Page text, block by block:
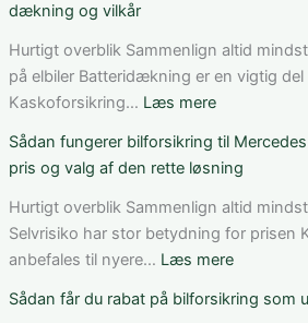
dækning og vilkår
Hurtigt overblik Sammenlign altid
på elbiler Batteridækning er en vigtig
Kaskoforsikring… Læs mere:
bilforsikring
til
elbil
i
Danmark:
vurderer
Sådan fungerer bilforsikring til
pris og valg af den rette løsning
Hurtigt overblik Sammenlign altid
Selvrisiko har stor betydning for prisen
anbefales til nyere… Læs mere:
fungerer
Sådan får du rabat på bilforsikring som